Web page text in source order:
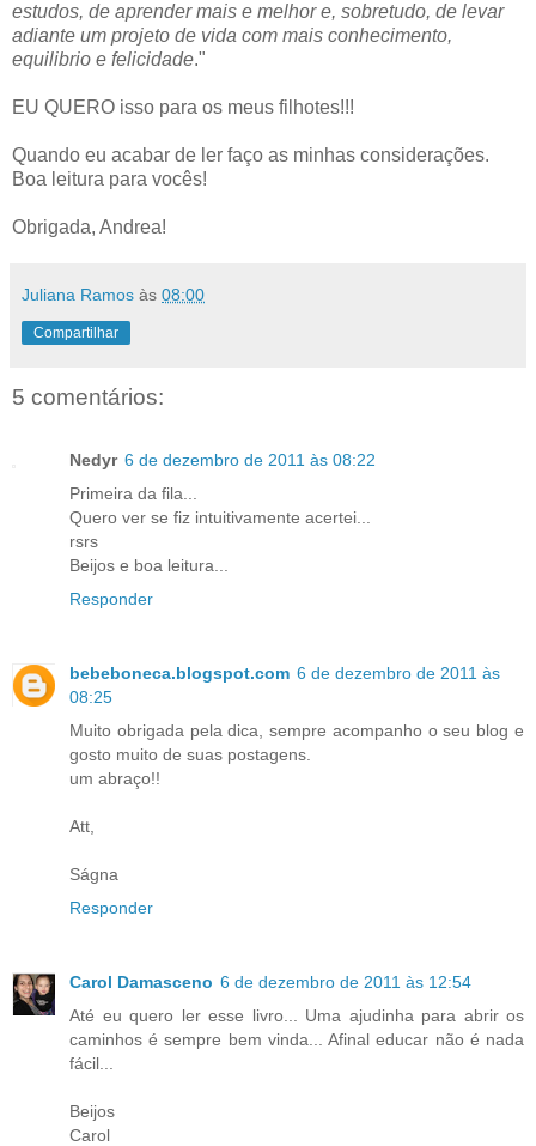
estudos, de aprender mais e melhor e, sobretudo, de levar
adiante um projeto de vida com mais conhecimento,
equilibrio e felicidade."
EU QUERO isso para os meus filhotes!!!
Quando eu acabar de ler faço as minhas considerações.
Boa leitura para vocês!
Obrigada, Andrea!
Juliana Ramos às 08:00
Compartilhar
5 comentários:
Nedyr 6 de dezembro de 2011 às 08:22
Primeira da fila...
Quero ver se fiz intuitivamente acertei...
rsrs
Beijos e boa leitura...
Responder
bebeboneca.blogspot.com 6 de dezembro de 2011 às
08:25
Muito obrigada pela dica, sempre acompanho o seu blog e
gosto muito de suas postagens.
um abraço!!
Att,
Ságna
Responder
Carol Damasceno 6 de dezembro de 2011 às 12:54
Até eu quero ler esse livro... Uma ajudinha para abrir os
caminhos é sempre bem vinda... Afinal educar não é nada
fácil...
Beijos
Carol